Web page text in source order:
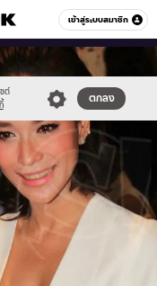
เข้าสู่ระบบสมาชิก
หมวดอื่นๆ
ซต์
ตกลง